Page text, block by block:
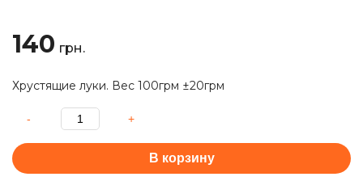
140 грн.
Хрустящие луки. Вес 100грм ±20грм
В корзину